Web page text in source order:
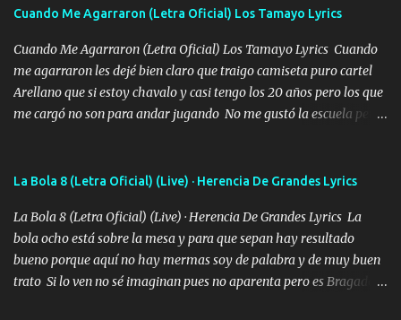
adoro
Cuando Me Agarraron (Letra Oficial) Los Tamayo Lyrics
Cuando Me Agarraron (Letra Oficial) Los Tamayo Lyrics Cuando
me agarraron les dejé bien claro que traigo camiseta puro cartel
Arellano que si estoy chavalo y casi tengo los 20 años pero los que
me cargó no son para andar jugando No me gustó la escuela pero
firme el legado que si como me llamó varios ya se han preguntado
fajado y mi R terciado me van a ver allá por TJ para un licenciado
mando un abrazo andamos al cien Choritas también Música
Ando en la colonia bien acelerado traigo un M2 que nunca me ha
fallado para mi compadre mandó un fuerte abrazo también al
La Bola 8 (Letra Oficial) (Live) · Herencia De Grandes Lyrics
La Bola 8 (Letra Oficial) (Live) · Herencia De Grandes Lyrics La
bola ocho está sobre la mesa y para que sepan hay resultado
bueno porque aquí no hay mermas soy de palabra y de muy buen
trato Si lo ven no sé imaginan pues no aparenta pero es Bragado a